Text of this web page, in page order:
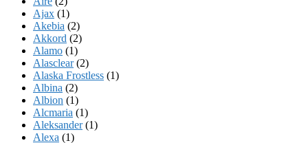
Ajax (1)
Akebia (2)
Akkord (2)
Alamo (1)
Alasclear(2)
Alaska Frostless (1)
Albina (2)
Albion (1)
Alcmaria (1)
Aleksander(1)
Alexa (1)